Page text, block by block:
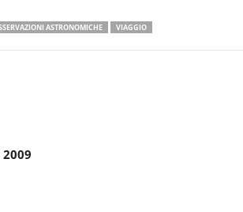
ASTRONOMICHE VIAGGIO